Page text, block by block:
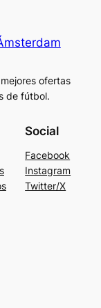
ofertas
de fútbol.
Social
Facebook
Instagram
Twitter/X